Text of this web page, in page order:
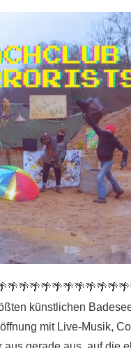
künstlichen
mit Live-Musik,